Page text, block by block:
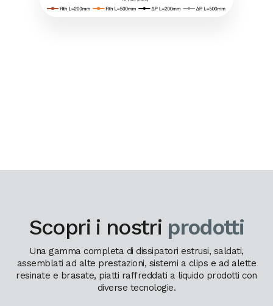
Scopri i nostri prodotti
Una gamma completa di dissipatori estrusi, saldati,
assemblati ad alte prestazioni, sistemi a clips e ad alette
resinate e brasate, piatti raffreddati a liquido prodotti con
diverse tecnologie.